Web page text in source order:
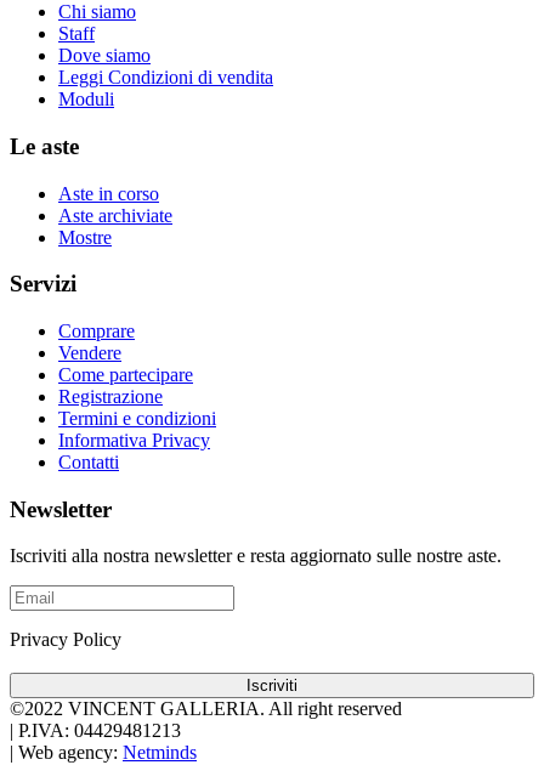
Chi siamo
Staff
Dove siamo
Leggi Condizioni di vendita
Moduli
Le aste
Aste in corso
Aste archiviate
Mostre
Servizi
Comprare
Vendere
Come partecipare
Registrazione
Termini e condizioni
Informativa Privacy
Contatti
Newsletter
Iscriviti alla nostra newsletter e resta aggiornato sulle nostre aste.
Privacy Policy
Iscriviti
©2022 VINCENT GALLERIA. All right reserved
P.IVA: 04429481213
Web agency: Netminds